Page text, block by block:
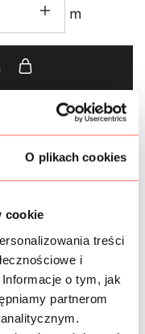
O plikach cookies
cookie
treści
i
o tym, jak
partnerom
m
,Drobne wzorki,
- końcówki